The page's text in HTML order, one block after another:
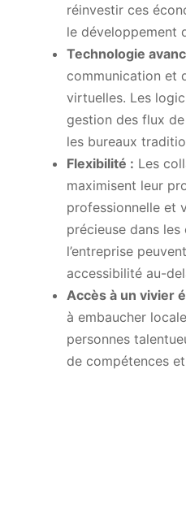
réinvestir ces
le développement
Technologie
communication et
virtuelles. Les
gestion des flux
les bureaux
Flexibilité : Les
maximisent leur
professionnelle et
précieuse dans
l’entreprise
accessibilité au-
Accès à un vivier
à embaucher
personnes
de compétences